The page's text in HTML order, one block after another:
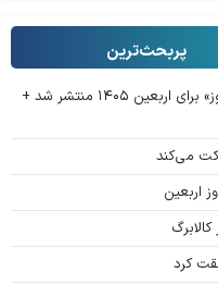
پربحث‌ترین‌
تازه‌ترین اثر محسن چاوشی با نام «چهل روز» برای اربعین ۱۴۰۵ منتشر شد +
می‌کند
کرد